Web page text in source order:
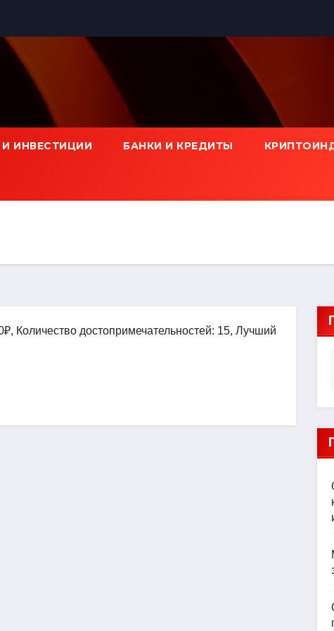
И ИНВЕСТИЦИИ БАНКИ И КРЕДИТЫ
Количество достопримечательностей: 15, Лучший